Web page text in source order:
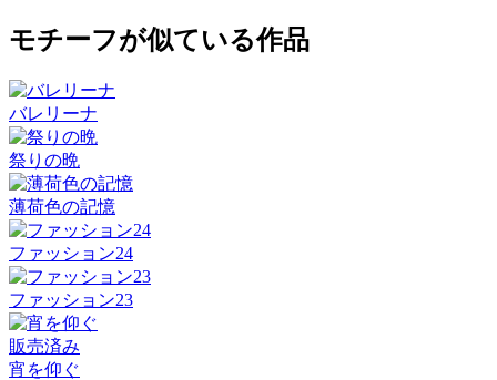
モチーフが似ている作品
バレリーナ
祭りの晩
薄荷色の記憶
ファッション24
ファッション23
販売済み
宵を仰ぐ